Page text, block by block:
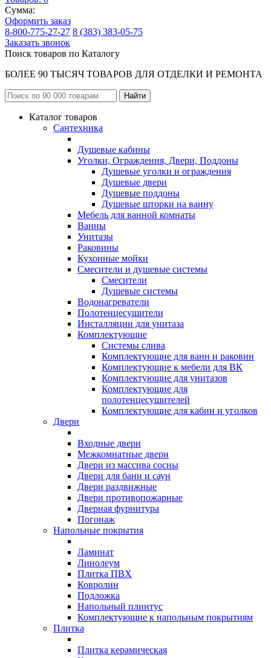
Сумма:
Оформить заказ
8-800-775-27-27 8 (383) 383-05-75
Заказать звонок
Поиск товаров по Каталогу
БОЛЕЕ 90 ТЫСЯЧ ТОВАРОВ ДЛЯ ОТДЕЛКИ И РЕМОНТА
Каталог товаров
Сантехника
Душевые кабины
Уголки, Ограждения, Двери, Поддоны
Душевые уголки и ограждения
Душевые двери
Душевые поддоны
Душевые шторки на ванну
Мебель для ванной комнаты
Ванны
Унитазы
Раковины
Кухонные мойки
Смесители и душевые системы
Смесители
Душевые системы
Водонагреватели
Полотенцесушители
Инсталляции для унитаза
Комплектующие
Системы слива
Комплектующие для ванн и раковин
Комплектующие к мебели для ВК
Комплектующие для унитазов
Комплектующие для
полотенцесушителей
Комплектующие для кабин и уголков
Двери
Входные двери
Межкомнатные двери
Двери из массива сосны
Двери для бани и саун
Двери раздвижные
Двери противопожарные
Дверная фурнитура
Погонаж
Напольные покрытия
Ламинат
Линолеум
Плитка ПВХ
Ковролин
Подложка
Напольный плинтус
Комплектующие к напольным покрытиям
Плитка
Плитка керамическая